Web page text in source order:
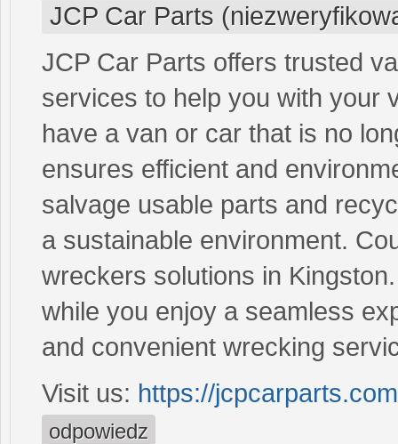
JCP Car Parts
JCP Car Parts offers trusted
services to help you with your
have a van or car that is no
ensures efficient and
salvage usable parts and
a sustainable environment.
wreckers solutions in
while you enjoy a seamless
and convenient wrecking
Visit us: https://
odpowiedz